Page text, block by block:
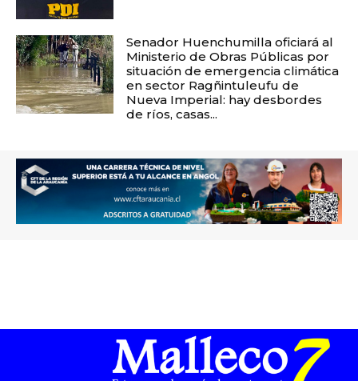
Senador Huenchumilla oficiará al
Ministerio de Obras Públicas por
situación de emergencia climática
en sector Ragñintuleufu de
Nueva Imperial: hay desbordes
de ríos, casas...